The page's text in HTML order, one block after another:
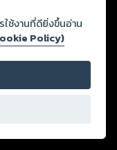
กฏว่าละเมิดสิทธิใน
ละศีลธรรม ดังนั้น ผู้อ่าน
ง และหากท่านพบว่าส่วน
บริษัท เพื่อทีมงานจะได้
ทธิ์ตามพระราชบัญญัติ
ใช้งานที่ดียิ่งขึ้นอ่าน
Policy)